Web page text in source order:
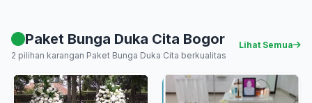
Paket Bunga Duka Cita Bogor
2 pilihan karangan Paket Bunga Duka Cita berkualitas
Lihat Semua